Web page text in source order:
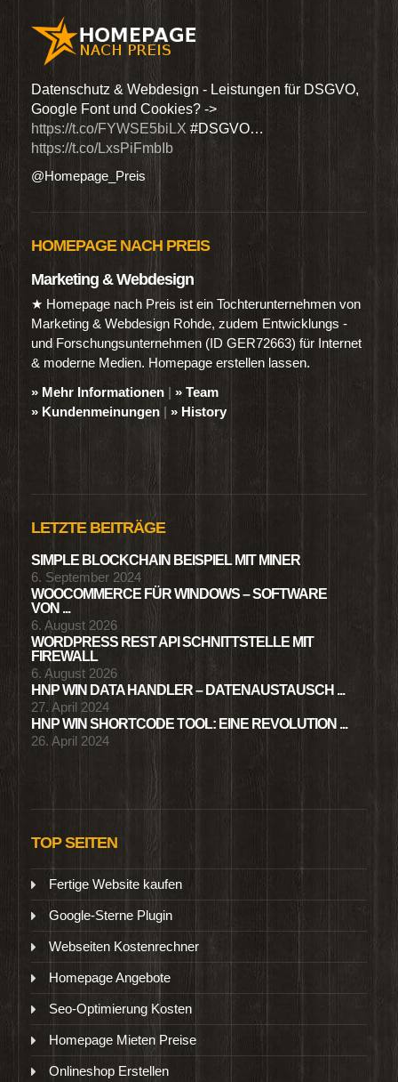
Datenschutz & Webdesign - Leistungen für DSGVO,
Google Font und Cookies? ->
https://t.co/FYWSE5biLX #DSGVO…
https://t.co/LxsPiFmbIb
@Homepage_Preis
HOMEPAGE NACH PREIS
Marketing & Webdesign
★ Homepage nach Preis ist ein Tochterunternehmen von
Marketing & Webdesign Rohde, zudem Entwicklungs -
und Forschungsunternehmen (ID GER72663) für Internet
& moderne Medien. Homepage erstellen lassen.
» Mehr Informationen | » Team
» Kundenmeinungen | » History
LETZTE BEITRÄGE
SIMPLE BLOCKCHAIN BEISPIEL MIT MINER
6. September 2024
WOOCOMMERCE FÜR WINDOWS – SOFTWARE
VON ...
6. August 2026
WORDPRESS REST API SCHNITTSTELLE MIT
FIREWALL
6. August 2026
HNP WIN DATA HANDLER – DATENAUSTAUSCH ...
27. April 2024
HNP WIN SHORTCODE TOOL: EINE REVOLUTION ...
26. April 2024
TOP SEITEN
Fertige Website kaufen
Google-Sterne Plugin
Webseiten Kostenrechner
Homepage Angebote
Seo-Optimierung Kosten
Homepage Mieten Preise
Onlineshop Erstellen